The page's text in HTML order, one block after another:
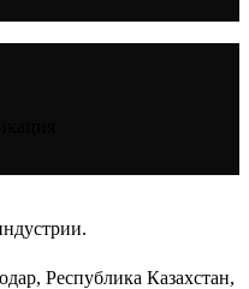
Республика Казахстан,